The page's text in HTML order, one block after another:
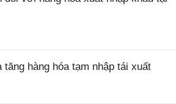
hàng hóa tạm nhập tái xuất